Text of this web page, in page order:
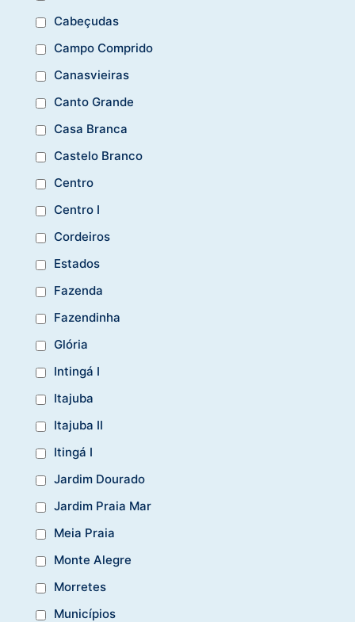
Cabeçudas
Campo Comprido
Canasvieiras
Canto Grande
Casa Branca
Castelo Branco
Centro
Centro I
Cordeiros
Estados
Fazenda
Fazendinha
Glória
Intingá I
Itajuba
Itajuba II
Itingá I
Jardim Dourado
Jardim Praia Mar
Meia Praia
Monte Alegre
Morretes
Municípios